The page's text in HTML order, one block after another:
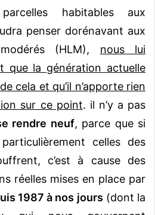
habitables aux
penser dorénavant aux
(HLM), nous lui
que la génération actuelle
cela et qu’il n’apporte rien
sur ce point. il n’y a pas
rendre neuf, parce que si
celles des
c’est à cause des
réelles mises en place par
1987 à nos jours (dont la